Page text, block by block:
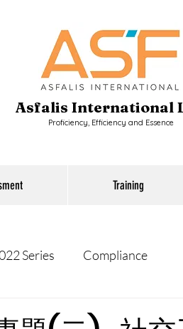
Asfalis International
Proficiency, Efficiency and Essence
Training
Series Compliance